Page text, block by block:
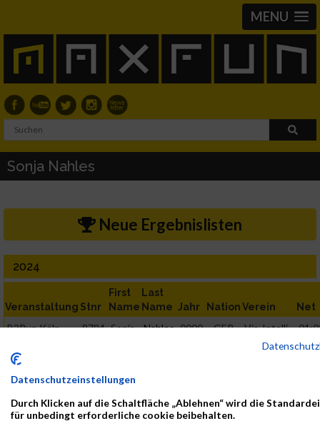
MENU
Sonja Nahles
Neue Ergebnislisten
2024
Veranstaltung Stnr
First
Name
Last
Name Jahr NationVerein Net
B2Run Köln
Einzelwertung
8784 Sonja Nahles 0000 GER
Via-Intelli-
Immobilien
B2Run Köln
Einzelwertung
8784 Sonja
Datenschutzeinstellungen
Durch Klicken auf die Schaltfläche „Ablehnen“ wird die
für unbedingt erforderliche cookie beibehalten.